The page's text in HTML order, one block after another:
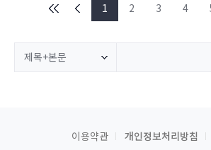
1 2 3 4
제목+본문
이용약관 개인정보처리방침